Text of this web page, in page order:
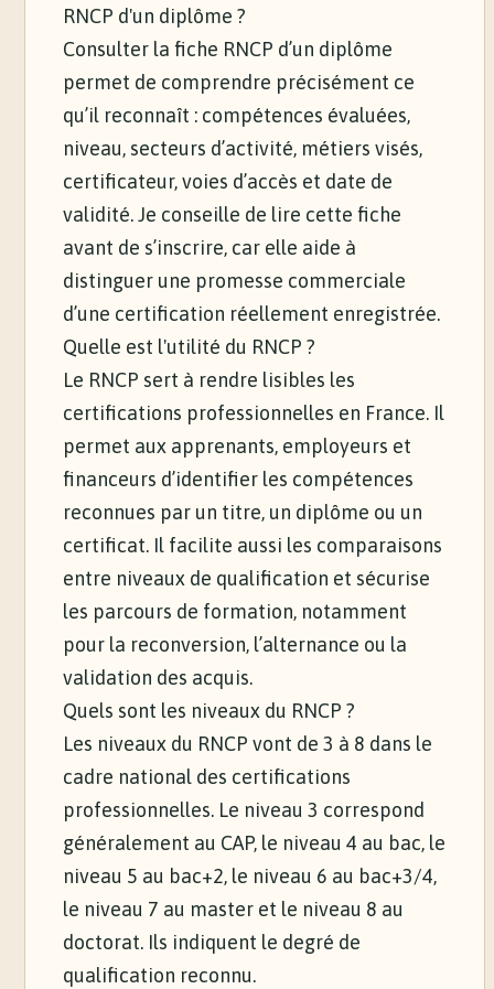
RNCP d'un diplôme ?
Consulter la fiche RNCP d’un diplôme
permet de comprendre précisément ce
qu’il reconnaît : compétences évaluées,
niveau, secteurs d’activité, métiers visés,
certificateur, voies d’accès et date de
validité. Je conseille de lire cette fiche
avant de s’inscrire, car elle aide à
distinguer une promesse commerciale
d’une certification réellement enregistrée.
Quelle est l'utilité du RNCP ?
Le RNCP sert à rendre lisibles les
certifications professionnelles en France. Il
permet aux apprenants, employeurs et
financeurs d’identifier les compétences
reconnues par un titre, un diplôme ou un
certificat. Il facilite aussi les comparaisons
entre niveaux de qualification et sécurise
les parcours de formation, notamment
pour la reconversion, l’alternance ou la
validation des acquis.
Quels sont les niveaux du RNCP ?
Les niveaux du RNCP vont de 3 à 8 dans le
cadre national des certifications
professionnelles. Le niveau 3 correspond
généralement au CAP, le niveau 4 au bac, le
niveau 5 au bac+2, le niveau 6 au bac+3/4,
le niveau 7 au master et le niveau 8 au
doctorat. Ils indiquent le degré de
qualification reconnu.